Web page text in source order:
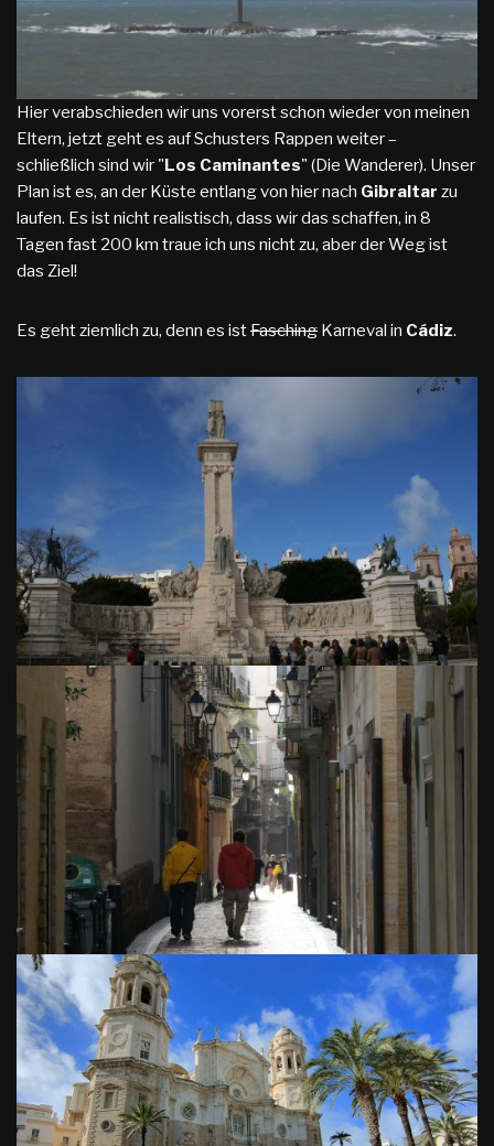
Hier verabschieden wir uns vorerst schon wieder von meinen
Eltern, jetzt geht es auf Schusters Rappen weiter –
schließlich sind wir "Los Caminantes" (Die Wanderer). Unser
Plan ist es, an der Küste entlang von hier nach Gibraltar zu
laufen. Es ist nicht realistisch, dass wir das schaffen, in 8
Tagen fast 200 km traue ich uns nicht zu, aber der Weg ist
das Ziel!
Es geht ziemlich zu, denn es istFasching Karneval in Cádiz.